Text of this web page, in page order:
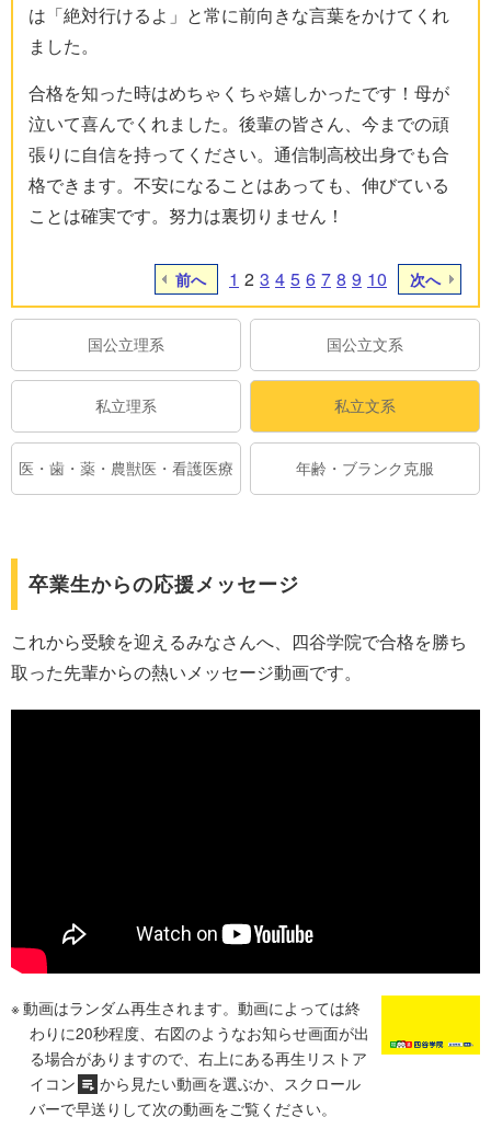
は「絶対行けるよ」と常に前向きな言葉をかけてくれ
ました。
合格を知った時はめちゃくちゃ嬉しかったです！母が
泣いて喜んでくれました。後輩の皆さん、今までの頑
張りに自信を持ってください。通信制高校出身でも合
格できます。不安になることはあっても、伸びている
ことは確実です。努力は裏切りません！
前へ 1 2 3 4 5 6 7 8 9 10 次へ
国公立理系 国公立文系
私立理系 私立文系
医・歯・薬・農獣医・看護医療 年齢・ブランク克服
卒業生からの応援メッセージ
これから受験を迎えるみなさんへ、四谷学院で合格を勝ち
取った先輩からの熱いメッセージ動画です。
動画はランダム再生されます。動画によっては終
わりに20秒程度、右図のようなお知らせ画面が出
る場合がありますので、右上にある再生リストア
イコン
から見たい動画を選ぶか、スクロール
バーで早送りして次の動画をご覧ください。